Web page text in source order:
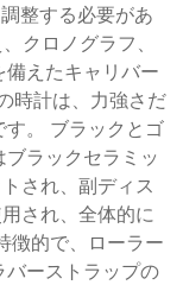
整する必要があ
クロノグラフ、
えたキャリバー
時計は、力強さだ
。 ブラックとゴ
ラックセラミッ
され、副ディス
され、全体的に
徴的で、ローラー
バーストラップの